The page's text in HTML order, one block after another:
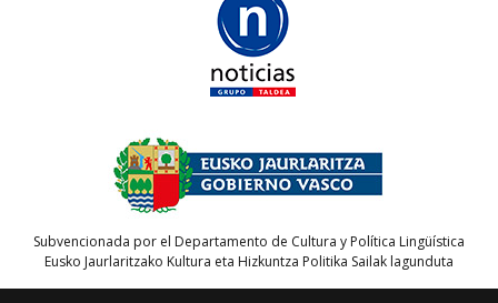
Subvencionada por el Departamento de Cultura y Política Lingüística
Eusko Jaurlaritzako Kultura eta Hizkuntza Politika Sailak lagunduta